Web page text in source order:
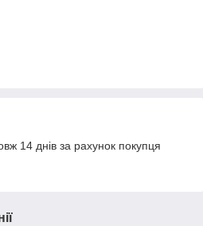
14 днів за рахунок покупця